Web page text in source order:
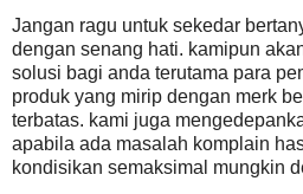
Jangan ragu untuk sekedar
dengan senang hati. kamipun
solusi bagi anda terutama para
produk yang mirip dengan merk
terbatas. kami juga
apabila ada masalah komplain
kondisikan semaksimal mungkin